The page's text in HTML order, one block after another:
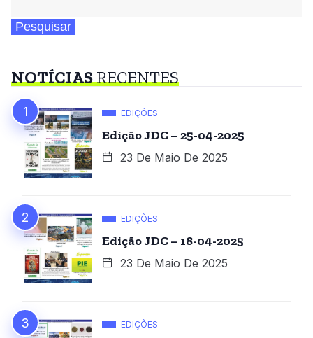
Pesquisar
NOTÍCIASRECENTES
EDIÇÕES
Edição JDC – 25-04-2025
23 De Maio De 2025
EDIÇÕES
Edição JDC – 18-04-2025
23 De Maio De 2025
EDIÇÕES